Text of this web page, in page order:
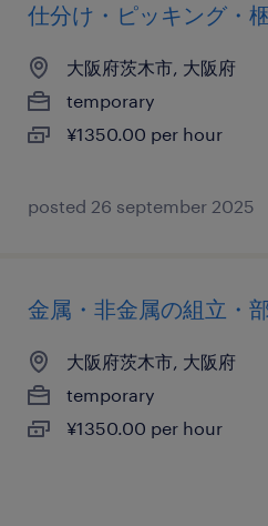
仕分け・ピッキング・
大阪府茨木市, 大阪府
temporary
¥1350.00 per hour
posted 26 september 2025
金属・非金属の組立・
大阪府茨木市, 大阪府
temporary
¥1350.00 per hour